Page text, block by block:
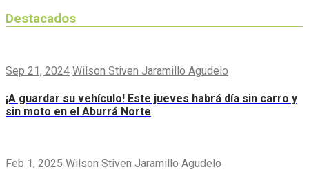
Destacados
Sep 21, 2024 Wilson Stiven Jaramillo Agudelo
¡A guardar su vehículo! Este jueves habrá día sin carro y
sin moto en el Aburrá Norte
Feb 1, 2025 Wilson Stiven Jaramillo Agudelo